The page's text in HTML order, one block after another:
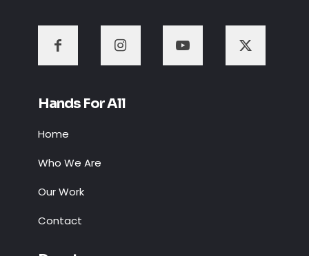
Hands For All
Home
Who We Are
Our Work
Contact